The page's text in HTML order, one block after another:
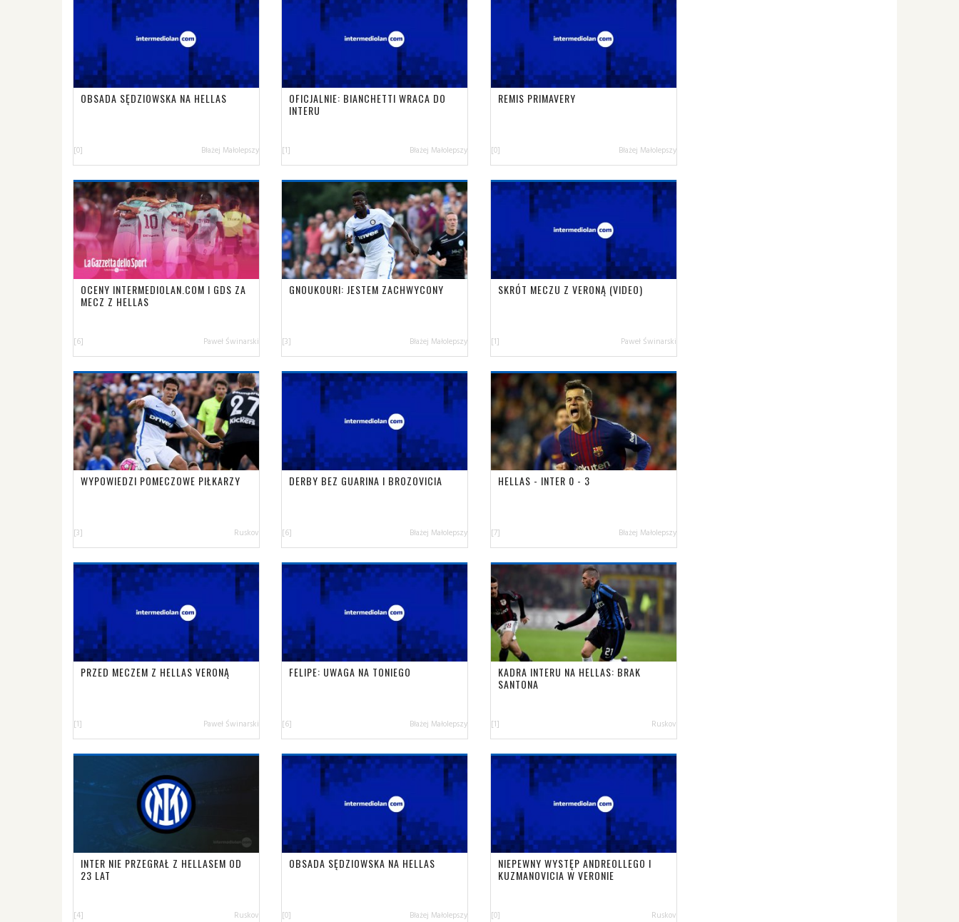
OBSADA SĘDZIOWSKA NA HELLAS
[0] Błażej Małolepszy
OFICJALNIE: BIANCHETTI WRACA DO
INTERU
[1] Błażej Małolepszy
REMIS PRIMAVERY
[0] Błażej Małolepszy
OCENY INTERMEDIOLAN.COM I GDS ZA
MECZ Z HELLAS
[6] Paweł Świnarski
GNOUKOURI: JESTEM ZACHWYCONY
[3] Błażej Małolepszy
SKRÓT MECZU Z VERONĄ (VIDEO)
[1] Paweł Świnarski
WYPOWIEDZI POMECZOWE PIŁKARZY
[3] Ruskov
DERBY BEZ GUARINA I BROZOVICIA
[6] Błażej Małolepszy
HELLAS - INTER 0 - 3
[7] Błażej Małolepszy
PRZED MECZEM Z HELLAS VERONĄ
[1] Paweł Świnarski
FELIPE: UWAGA NA TONIEGO
[6] Błażej Małolepszy
KADRA INTERU NA HELLAS: BRAK
SANTONA
[1] Ruskov
INTER NIE PRZEGRAŁ Z HELLASEM OD
23 LAT
[4] Ruskov
OBSADA SĘDZIOWSKA NA HELLAS
[0] Błażej Małolepszy
NIEPEWNY WYSTĘP ANDREOLLEGO I
KUZMANOVICIA W VERONIE
[0] Ruskov